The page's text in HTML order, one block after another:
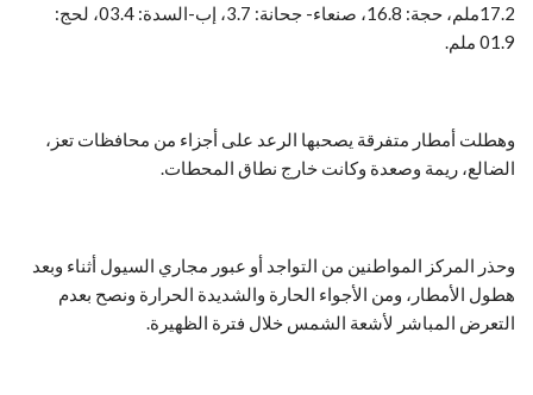
17.2ملم، حجة: 16.8، صنعاء- جحانة: 3.7، إب-السدة: 03.4، لحج:
01.9 ملم.
وهطلت أمطار متفرقة يصحبها الرعد على أجزاء من محافظات تعز،
الضالع، ريمة وصعدة وكانت خارج نطاق المحطات.
وحذر المركز المواطنين من التواجد أو عبور مجاري السيول أثناء وبعد
هطول الأمطار، ومن الأجواء الحارة والشديدة الحرارة ونصح بعدم
التعرض المباشر لأشعة الشمس خلال فترة الظهيرة.